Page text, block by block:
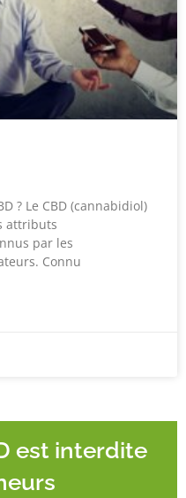
? Le CBD (cannabidiol)
attributs
par les
Connu
est interdite